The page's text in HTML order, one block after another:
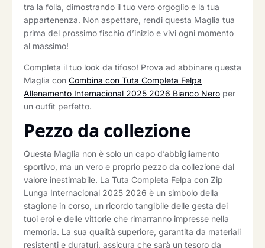
tra la folla, dimostrando il tuo vero orgoglio e la tua
appartenenza. Non aspettare, rendi questa Maglia tua
prima del prossimo fischio d’inizio e vivi ogni momento
al massimo!
Completa il tuo look da tifoso! Prova ad abbinare questa
Maglia con Combina con Tuta Completa Felpa
Allenamento Internacional 2025 2026 Bianco Nero per
un outfit perfetto.
Pezzo da collezione
Questa Maglia non è solo un capo d’abbigliamento
sportivo, ma un vero e proprio pezzo da collezione dal
valore inestimabile. La Tuta Completa Felpa con Zip
Lunga Internacional 2025 2026 è un simbolo della
stagione in corso, un ricordo tangibile delle gesta dei
tuoi eroi e delle vittorie che rimarranno impresse nella
memoria. La sua qualità superiore, garantita da materiali
resistenti e duraturi, assicura che sarà un tesoro da